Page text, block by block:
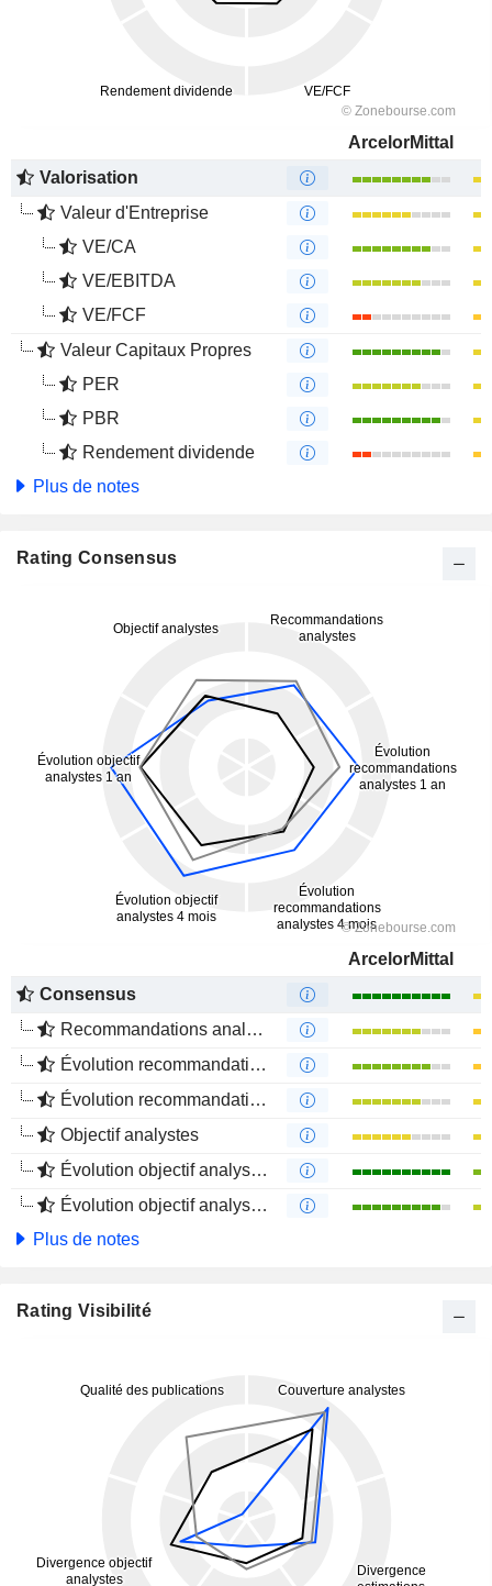
ArcelorMittal
Valorisation
Valeur d'Entreprise
VE/CA
VE/EBITDA
VE/FCF
Valeur Capitaux Propres
PER
PBR
Rendement dividende
Plus de notes
Rating Consensus
ArcelorMittal
Consensus
Recommandations analystes
Évolution recommandations analystes 1 an
Évolution recommandations analystes 4 mois
Objectif analystes
Évolution objectif analystes 1 an
Évolution objectif analystes 4 mois
Plus de notes
Rating Visibilité